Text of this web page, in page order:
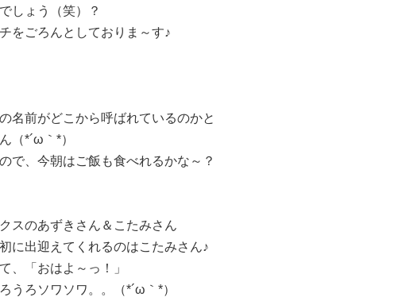
しょう（笑）？
をごろんとしておりま～す♪
名前がどこから呼ばれているのかと
（*´ω｀*）
で、今朝はご飯も食べれるかな～？
スのあずきさん＆こたみさん
に出迎えてくれるのはこたみさん♪
、「おはよ～っ！」
うろソワソワ。。（*´ω｀*）